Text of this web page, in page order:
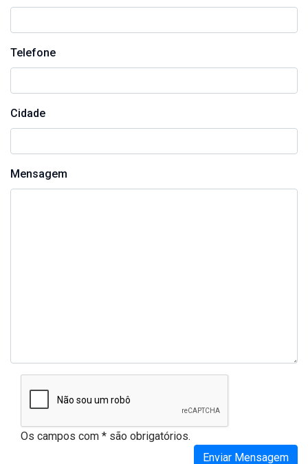
Telefone
Cidade
Mensagem
Os campos com * são obrigatórios.
Enviar Mensagem